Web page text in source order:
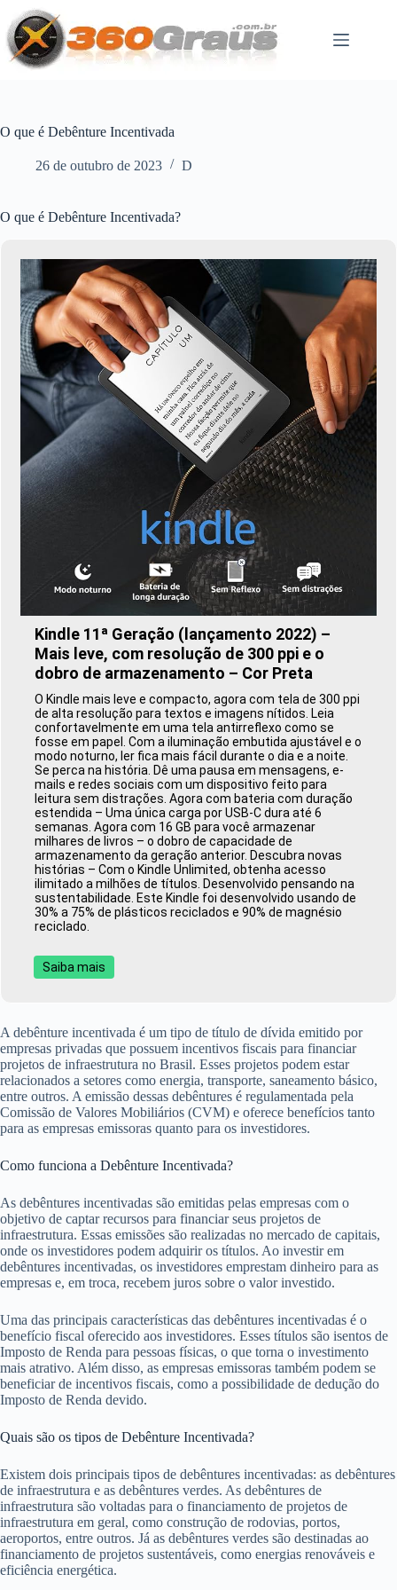
para
conteúdo
O que é Debênture Incentivada
26 de outubro de 2023 D
O que é Debênture Incentivada?
Kindle 11ª Geração (lançamento 2022) –
Mais leve, com resolução de 300 ppi e o
dobro de armazenamento – Cor Preta
O Kindle mais leve e compacto, agora com tela de 300 ppi
de alta resolução para textos e imagens nítidos. Leia
confortavelmente em uma tela antirreflexo como se
fosse em papel. Com a iluminação embutida ajustável e o
modo noturno, ler fica mais fácil durante o dia e a noite.
Se perca na história. Dê uma pausa em mensagens, e-
mails e redes sociais com um dispositivo feito para
leitura sem distrações. Agora com bateria com duração
estendida – Uma única carga por USB-C dura até 6
semanas. Agora com 16 GB para você armazenar
milhares de livros – o dobro de capacidade de
armazenamento da geração anterior. Descubra novas
histórias – Com o Kindle Unlimited, obtenha acesso
ilimitado a milhões de títulos. Desenvolvido pensando na
sustentabilidade. Este Kindle foi desenvolvido usando de
30% a 75% de plásticos reciclados e 90% de magnésio
reciclado.
Saiba mais
A debênture incentivada é um tipo de título de dívida emitido por
empresas privadas que possuem incentivos fiscais para financiar
projetos de infraestrutura no Brasil. Esses projetos podem estar
relacionados a setores como energia, transporte, saneamento básico,
entre outros. A emissão dessas debêntures é regulamentada pela
Comissão de Valores Mobiliários (CVM) e oferece benefícios tanto
para as empresas emissoras quanto para os investidores.
Como funciona a Debênture Incentivada?
As debêntures incentivadas são emitidas pelas empresas com o
objetivo de captar recursos para financiar seus projetos de
infraestrutura. Essas emissões são realizadas no mercado de capitais,
onde os investidores podem adquirir os títulos. Ao investir em
debêntures incentivadas, os investidores emprestam dinheiro para as
empresas e, em troca, recebem juros sobre o valor investido.
Uma das principais características das debêntures incentivadas é o
benefício fiscal oferecido aos investidores. Esses títulos são isentos de
Imposto de Renda para pessoas físicas, o que torna o investimento
mais atrativo. Além disso, as empresas emissoras também podem se
beneficiar de incentivos fiscais, como a possibilidade de dedução do
Imposto de Renda devido.
Quais são os tipos de Debênture Incentivada?
Existem dois principais tipos de debêntures incentivadas: as debêntures
de infraestrutura e as debêntures verdes. As debêntures de
infraestrutura são voltadas para o financiamento de projetos de
infraestrutura em geral, como construção de rodovias, portos,
aeroportos, entre outros. Já as debêntures verdes são destinadas ao
financiamento de projetos sustentáveis, como energias renováveis e
eficiência energética.